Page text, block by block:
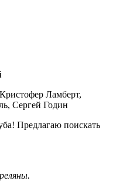
Ламберт,
Сергей Годин
Предлагаю поискать